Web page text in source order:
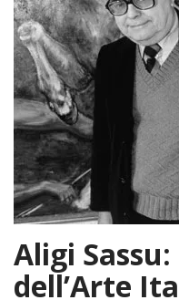
Aligi
dell’Arte